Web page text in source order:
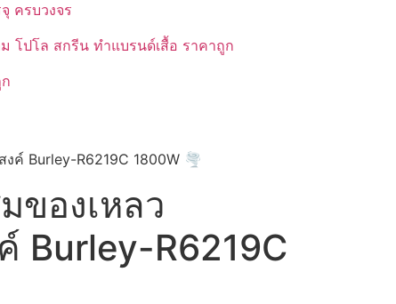
ครบวงจร
โปโล สกรีน ทำแบรนด์เสื้อ ราคาถูก
งค์ Burley-R6219C 1800W 🌪️
ของเหลว
Burley-R6219C